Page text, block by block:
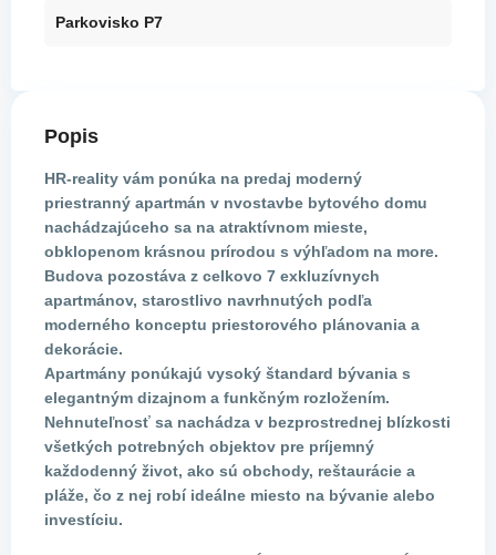
Parkovisko P7
Popis
HR-reality vám ponúka na predaj moderný
priestranný apartmán v nvostavbe bytového domu
nachádzajúceho sa na atraktívnom mieste,
obklopenom krásnou prírodou s výhľadom na more.
Budova pozostáva z celkovo 7 exkluzívnych
apartmánov, starostlivo navrhnutých podľa
moderného konceptu priestorového plánovania a
dekorácie.
Apartmány ponúkajú vysoký štandard bývania s
elegantným dizajnom a funkčným rozložením.
Nehnuteľnosť sa nachádza v bezprostrednej blízkosti
všetkých potrebných objektov pre príjemný
každodenný život, ako sú obchody, reštaurácie a
pláže, čo z nej robí ideálne miesto na bývanie alebo
investíciu.